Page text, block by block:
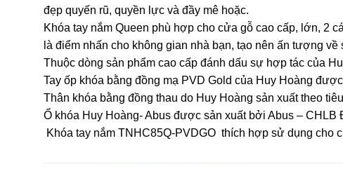
đẹp quyến rũ, quyền lực và đầy mê hoặc.
Khóa tay nắm Queen phù hợp cho cửa gỗ cao cấp, lớn, 2
là điểm nhấn cho không gian nhà bạn, tạo nên ấn tượng
Thuộc dòng sản phẩm cao cấp đánh dấu sự hợp tác của
Tay ốp khóa bằng đồng mạ PVD Gold của Huy Hoàng
Thân khóa bằng đồng thau do Huy Hoàng sản xuất theo
Ổ khóa Huy Hoàng- Abus được sản xuất bởi Abus – CHLB
Khóa tay nắm TNHC85Q-PVDGO thích hợp sử dụng cho